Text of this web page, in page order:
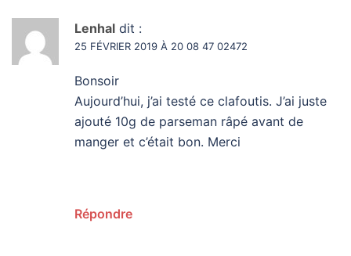
Lenhal dit :
25 FÉVRIER 2019 À 20 08 47 02472
Bonsoir
Aujourd’hui, j’ai testé ce clafoutis. J’ai juste
ajouté 10g de parseman râpé avant de
manger et c’était bon. Merci
Répondre